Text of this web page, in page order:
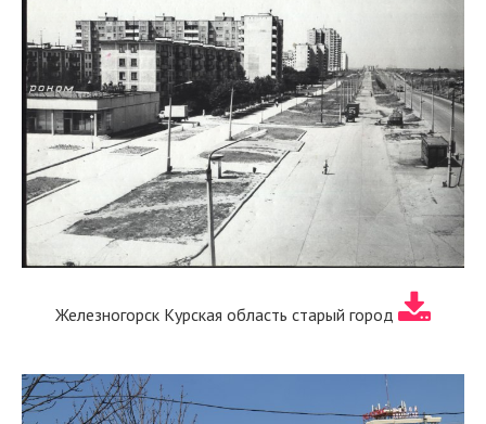
Железногорск Курская область старый город